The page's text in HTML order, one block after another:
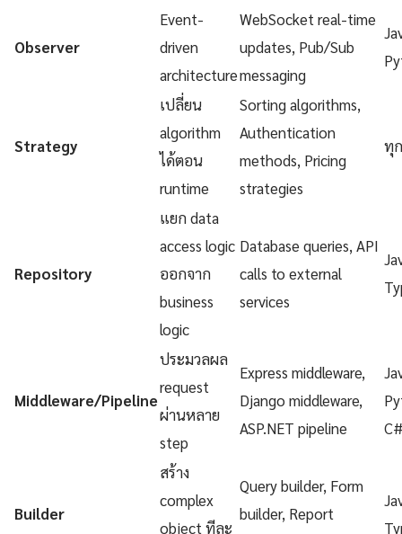
Observer
Event-
driven
architecture
WebSocket real-time
updates, Pub/Sub
messaging
Strategy
เปลี่ยน
algorithm
ได้ตอน
runtime
Sorting algorithms,
Authentication
methods, Pricing
strategies
ทุ
Repository
แยก data
access logic
ออกจาก
business
logic
Database queries, API
calls to external
services
Middleware/Pipeline
ประมวลผล
request
ผ่านหลาย
step
Express middleware,
Django middleware,
ASP.NET pipeline
Builder
สร้าง
complex
object ทีละ
Query builder, Form
builder, Report